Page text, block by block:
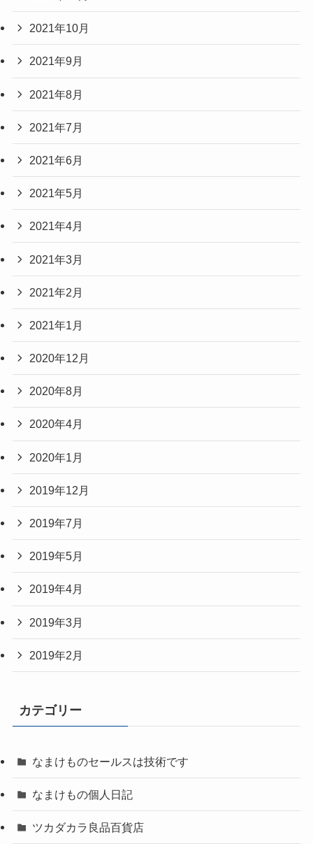
2021年10月
2021年9月
2021年8月
2021年7月
2021年6月
2021年5月
2021年4月
2021年3月
2021年2月
2021年1月
2020年12月
2020年8月
2020年4月
2020年1月
2019年12月
2019年7月
2019年5月
2019年4月
2019年3月
2019年2月
カテゴリー
なまけものセールスは技術です
なまけもの個人日記
ツカダカラ良品百貨店